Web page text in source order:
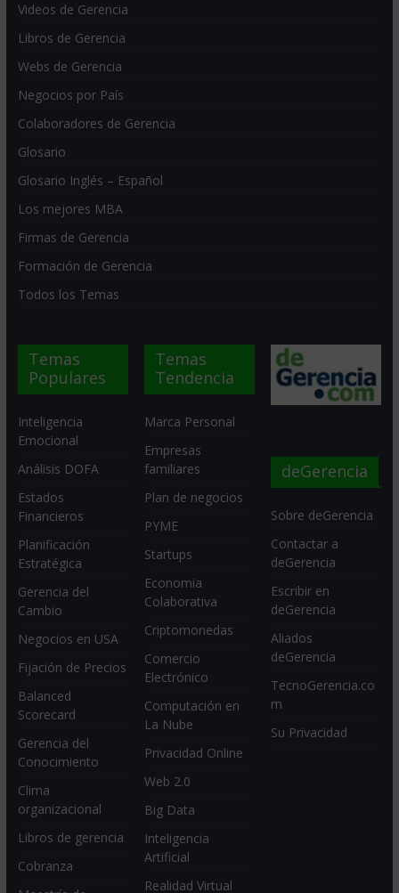
Videos de Gerencia
Libros de Gerencia
Webs de Gerencia
Negocios por País
Colaboradores de Gerencia
Glosario
Glosario Inglés – Español
Los mejores MBA
Firmas de Gerencia
Formación de Gerencia
Todos los Temas
Temas
Populares
Inteligencia
Emocional
Análisis DOFA
Estados
Financieros
Planificación
Estratégica
Gerencia del
Cambio
Negocios en USA
Fijación de Precios
Balanced
Scorecard
Gerencia del
Conocimiento
Clima
organizacional
Libros de gerencia
Cobranza
Temas
Tendencia
Marca Personal
Empresas
familiares
Plan de negocios
PYME
Startups
Economia
Colaborativa
Criptomonedas
Comercio
Electrónico
Computación en
La Nube
Privacidad Online
Web 2.0
Big Data
Inteligencia
Artificial
Realidad Virtual
deGerencia
Sobre deGerencia
Contactar a
deGerencia
Escribir en
deGerencia
Aliados
deGerencia
TecnoGerencia.co
m
Su Privacidad